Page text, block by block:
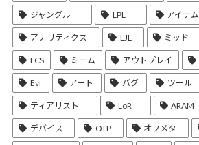
ジャングル LPL アイテム
アナリティクス LJL ミッド
LCS ミーム アウトプレイ
Evi アート バグ ツール
ティアリスト LoR ARAM
デバイス OTP オフメタ